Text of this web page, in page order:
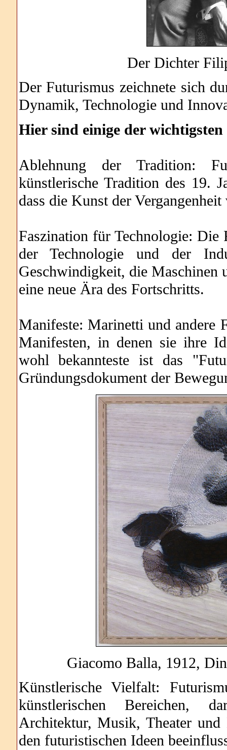
Der Dichter
Der Futurismus zeichnete sich
Dynamik, Technologie und
Hier sind einige der
Ablehnung der Tradition:
künstlerische Tradition des 19.
dass die Kunst der
Faszination für Technologie:
der Technologie und der
Geschwindigkeit, die Maschinen
eine neue Ära des Fortschritts.
Manifeste: Marinetti und andere
Manifesten, in denen sie ihre
wohl bekannteste ist das
Gründungsdokument der
Giacomo Balla, 1912,
Künstlerische Vielfalt:
künstlerischen Bereichen,
Architektur, Musik, Theater
den futuristischen Ideen